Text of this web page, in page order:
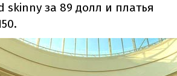
за 89 долл и платья